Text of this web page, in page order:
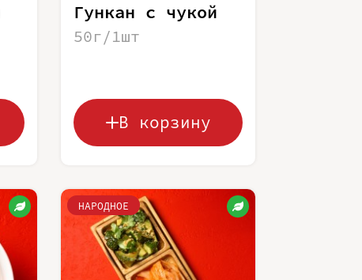
Гункан с чукой
50г/1шт
В корзину
НАРОДНОЕ